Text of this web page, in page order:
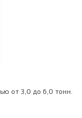
от 3,0 до 6,0 тонн.